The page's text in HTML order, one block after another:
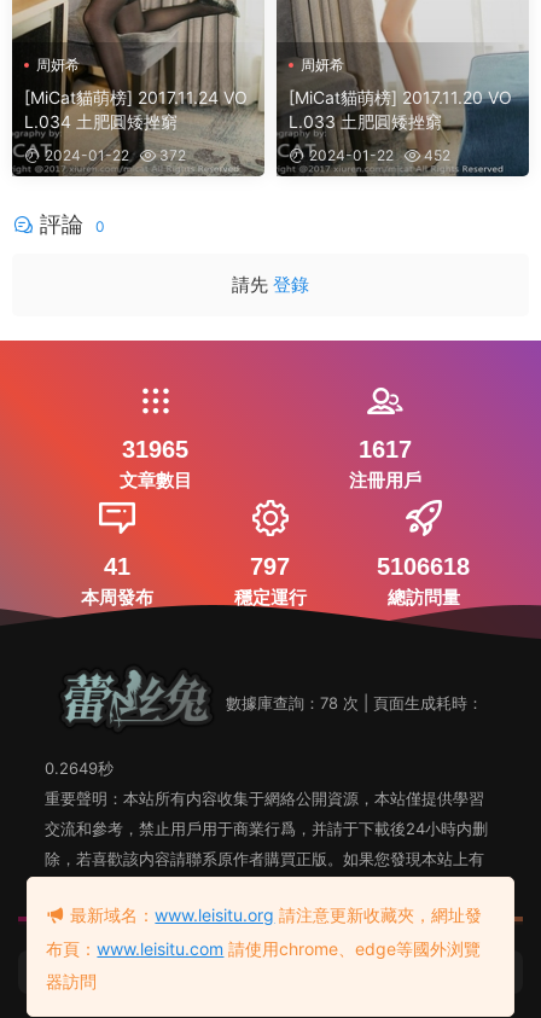
周妍希
[MiCat貓萌榜] 2017.11.24 VO
L.034 土肥圓矮挫窮
2024-01-22 372
周妍希
[MiCat貓萌榜] 2017.11.20 VO
L.033 土肥圓矮挫窮
2024-01-22 452
評論 0
請先 登錄
31965
文章數目
1617
注冊用戶
41
本周發布
797
穩定運行
5106618
總訪問量
數據庫查詢：78 次 | 頁面生成耗時：
0.2649秒
重要聲明：本站所有内容收集于網絡公開資源，本站僅提供學習
交流和參考，禁止用戶用于商業行爲，并請于下載後24小時内删
除，若喜歡該内容請聯系原作者購買正版。如果您發現本站上有
最新域名：www.leisitu.org 請注意更新收藏夾，網址發
布頁：www.leisitu.com 請使用chrome、edge等國外浏覽
器訪問